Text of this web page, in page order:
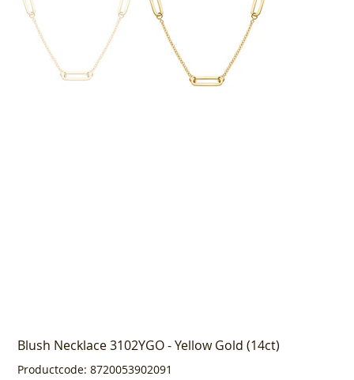
Blush Necklace 3102YGO - Yellow Gold (14ct)
Productcode: Productcode
8720053902091
8720053902091